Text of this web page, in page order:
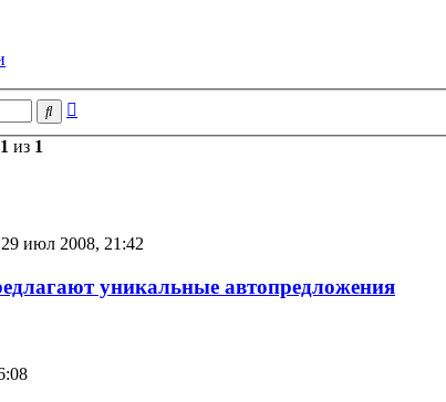
Поиск
1 из 1
29 июл 2008, 21:42
уникальные автопредложения